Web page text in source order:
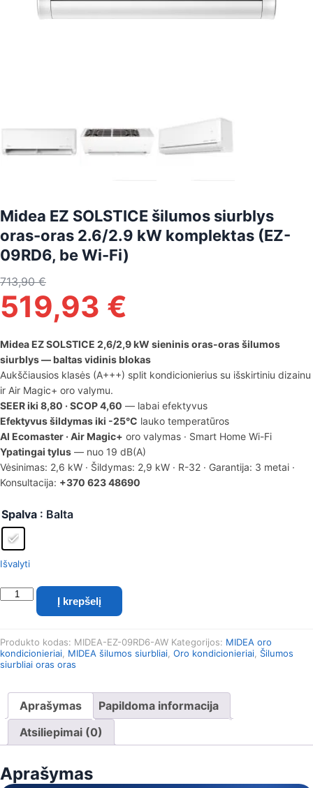
Midea EZ SOLSTICE šilumos siurblys
oras-oras 2.6/2.9 kW komplektas (EZ-
09RD6, be Wi-Fi)
713,90€
519,93 €
Midea EZ SOLSTICE 2,6/2,9 kW sieninis oras-oras šilumos
siurblys — baltas vidinis blokas
Aukščiausios klasės (A+++) split kondicionierius su išskirtiniu dizainu
ir Air Magic+ oro valymu.
SEER iki 8,80 · SCOP 4,60 — labai efektyvus
Efektyvus šildymas iki -25°C lauko temperatūros
Al Ecomaster · Air Magic+ oro valymas · Smart Home Wi-Fi
Ypatingai tylus — nuo 19 dB(A)
Vėsinimas: 2,6 kW · Šildymas: 2,9 kW · R-32 · Garantija: 3 metai ·
Konsultacija: +370 623 48690
Spalva : Balta
Išvalyti
produkto
SOLSTICE
šilumos
oras-
oras
2.6/2.9
komplektas
09RD6,
Į krepšelį
Produkto kodas: MIDEA-EZ-09RD6-AW Kategorijos: MIDEA oro
kondicionieriai MIDEA šilumos siurbliai Oro kondicionieriai Šilumos
siurbliai oras oras
Aprašymas
Papildoma informacija
Atsiliepimai (0)
Aprašymas